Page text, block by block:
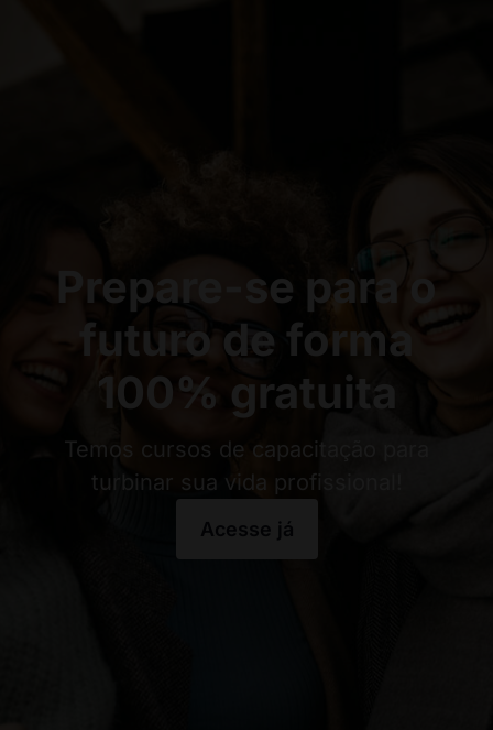
Prepare-se para o
futuro de forma
100% gratuita
Temos cursos de capacitação para
turbinar sua vida profissional!
Acesse já